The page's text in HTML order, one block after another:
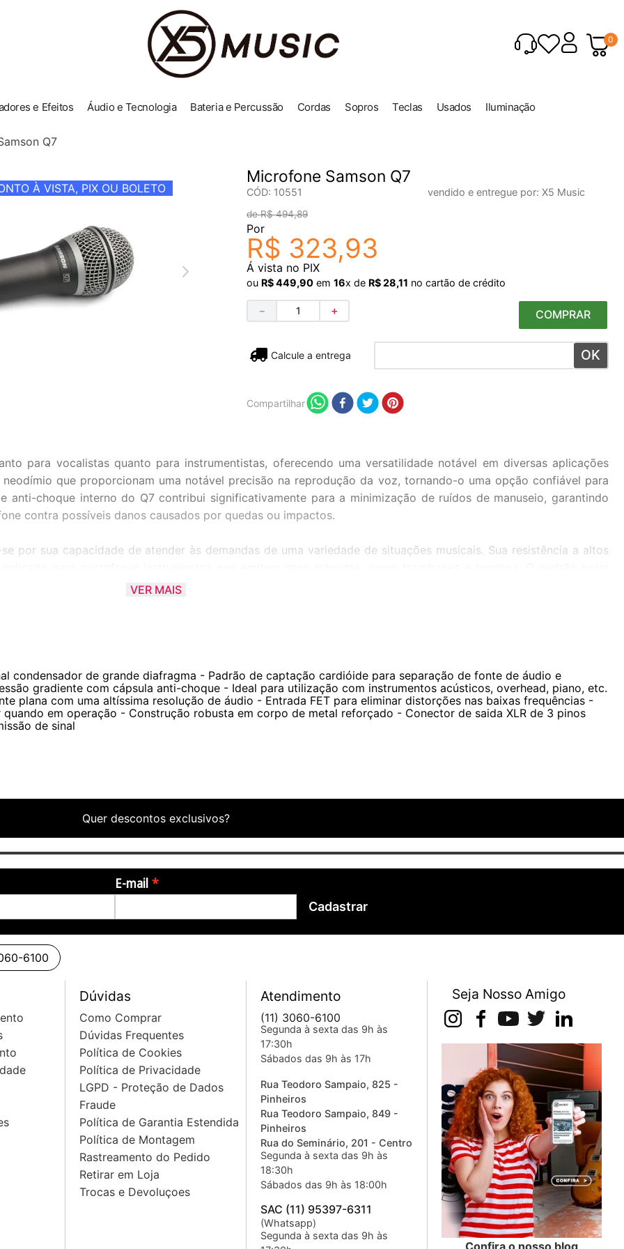
0
e Efeitos Áudio e Tecnologia Bateria e Percussão Cordas Sopros Teclas Usados Iluminação
Q7
À VISTA, PIX OU BOLETO
Microfone Samson Q7
CÓD: 10551 vendido e entregue por: X5 Music
R$ 494,89
Por
R$ 323,93
Á vista no PIX
ou R$449,90 em 16x de R$28,11 no cartão de crédito
＋
－ COMPRAR
Não sei meu CEP
Compartilhar
para vocalistas quanto para instrumentistas, oferecendo uma versatilidade notável em diversas aplicações
que proporcionam uma notável precisão na reprodução da voz, tornando-o uma opção confiável para
anti-choque interno do Q7 contribui significativamente para a minimização de ruídos de manuseio, garantindo
contra possíveis danos causados por quedas ou impactos.
por sua capacidade de atender às demandas de uma variedade de situações musicais. Sua resistência a altos
o som de forma ampla diretamente da fonte sonora e minimizando a captação de ruídos indesejados
folheada a ouro. Essas características, aliadas ao anti-choque interno, reforçam a reputação do Q7 como um
ao vivo e estúdio.
VER MAIS
condensador de grande diafragma - Padrão de captação cardióide para separação de fonte de áudio e
gradiente com cápsula anti-choque - Ideal para utilização com instrumentos acústicos, overhead, piano, etc.
plana com uma altíssima resolução de áudio - Entrada FET para eliminar distorções nas baixas frequências -
em operação - Construção robusta em corpo de metal reforçado - Conector de saida XLR de 3 pinos
de sinal
Quer descontos exclusivos?
E-mail
Cadastrar
6100
Dúvidas
Como Comprar
Dúvidas Frequentes
Política de Cookies
Política de Privacidade
LGPD - Proteção de Dados
Fraude
Política de Garantia Estendida
Política de Montagem
Rastreamento do Pedido
Retirar em Loja
Trocas e Devoluçoes
Atendimento
(11) 3060-6100
Segunda à sexta das 9h às
17:30h
Sábados das 9h às 17h
Rua Teodoro Sampaio, 825 -
Pinheiros
Rua Teodoro Sampaio, 849 -
Pinheiros
Rua do Seminário, 201 - Centro
Segunda à sexta das 9h às
18:30h
Sábados das 9h às 18:00h
SAC (11) 95397-6311
(Whatsapp)
Segunda à sexta das 9h às
Seja Nosso Amigo
Confira o nosso blog